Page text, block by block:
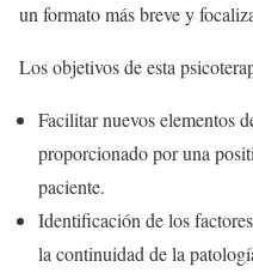
un formato más breve y
Los objetivos de esta
Facilitar nuevos elementos
proporcionado por una
paciente.
Identificación de los
la continuidad de la